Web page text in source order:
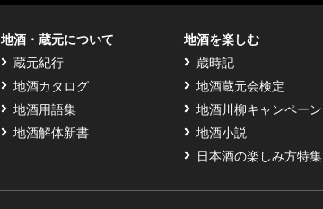
地酒・蔵元について
蔵元紀行
地酒カタログ
地酒用語集
地酒解体新書
地酒を楽しむ
歳時記
地酒蔵元会検定
地酒川柳キャンペーン
地酒小説
日本酒の楽しみ方特集